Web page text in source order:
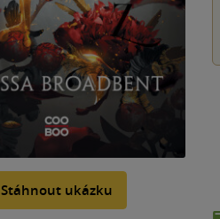
Stáhnout ukázku